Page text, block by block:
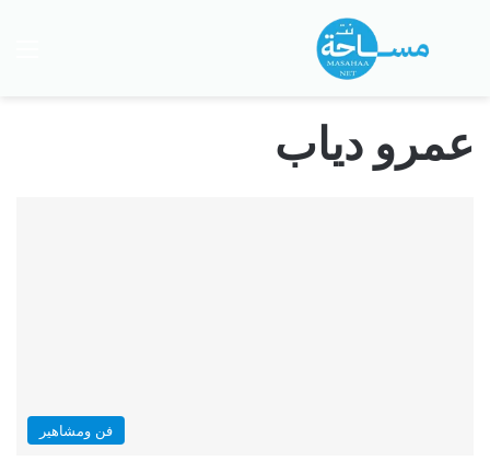
بحث عن
عمرو دياب
فن ومشاهير